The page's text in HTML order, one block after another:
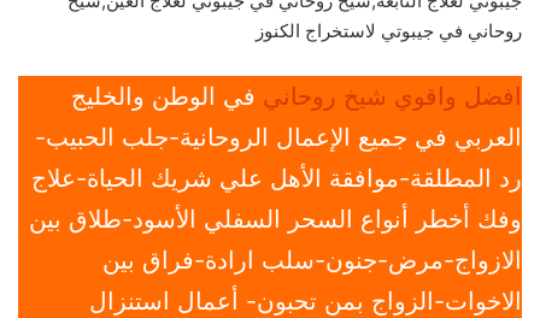
روحاني في جيبوتي لاستخراج الكنوز
افضل واقوي شيخ روحاني في الوطن والخليج
العربي في جميع الإعمال الروحانية-جلب الحبيب-
رد المطلقة-موافقة الأهل علي شريك الحياة-علاج
وفك أخطر أنواع السحر السفلي الأسود-طلاق بين
الازواج-مرض-جنون-سلب ارادة-فراق بين
الاخوات-الزواج بمن تحبون- أعمال استنزال